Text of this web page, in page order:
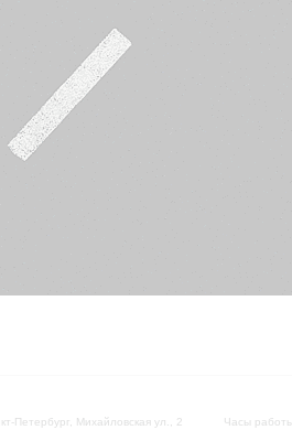
Петербург, Михайловская ул., 2
Часы